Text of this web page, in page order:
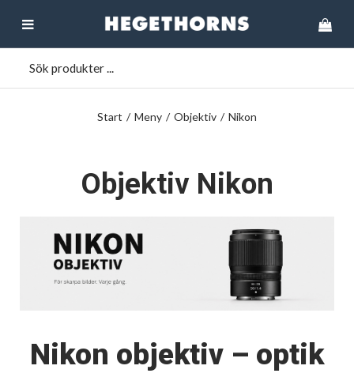
Start / Meny / Objektiv / Nikon
Objektiv Nikon
Nikon objektiv – optik